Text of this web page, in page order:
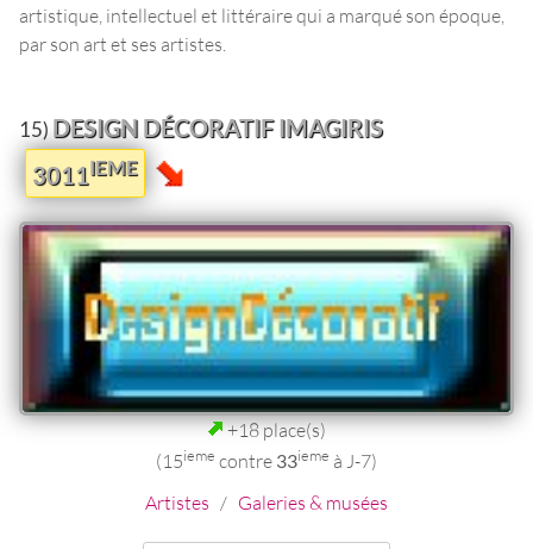
artistique, intellectuel et littéraire qui a marqué son époque,
par son art et ses artistes.
15) DESIGN DÉCORATIF IMAGIRIS
3011IEME
+18 place(s)
(15ieme contre 33ieme à J-7)
Artistes / Galeries & musées